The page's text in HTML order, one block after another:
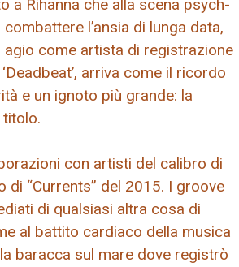
a Rihanna che alla scena psych-
l’ansia di lunga data,
come artista di registrazione
arriva come il ricordo
e un ignoto più grande: la
con artisti del calibro di
di “Currents” del 2015. I groove
di qualsiasi altra cosa di
al battito cardiaco della musica
baracca sul mare dove registrò